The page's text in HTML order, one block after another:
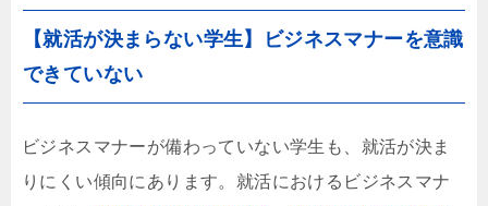
【就活が決まらない学生】ビジネスマナーを意識
できていない
ビジネスマナーが備わっていない学生も、就活が決ま
りにくい傾向にあります。就活におけるビジネスマナ